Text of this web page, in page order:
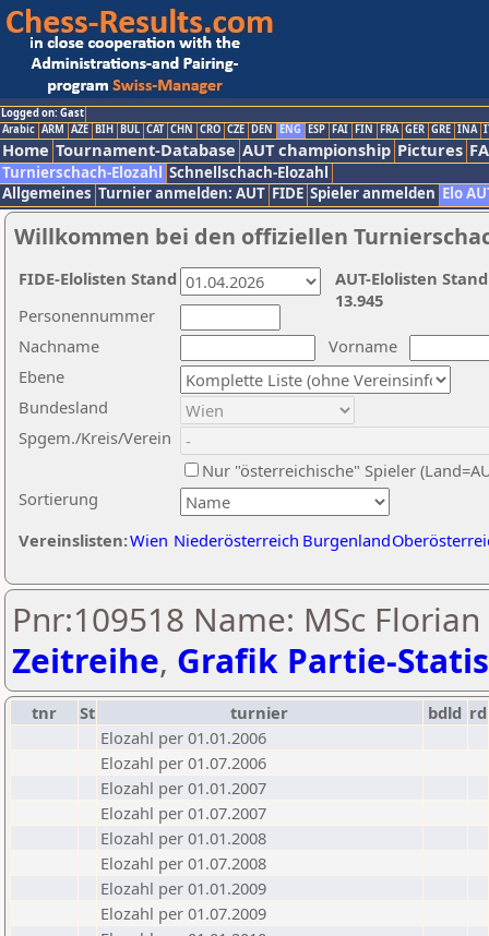
Logged on: Gast
Arabic ARM AZE BIH BUL CAT CHN CRO CZE DEN ENG ESP FAI FIN FRA GER GRE INA
Home Tournament-Database AUT championship Pictures
Turnierschach-Elozahl Schnellschach-Elozahl
Allgemeines Turnier anmelden: AUT FIDE Spieler anmelden Elo
Willkommen bei den offiziellen
Nachname
Vorname
Ebene
Sortierung
Personennummer
Bundesland
Spgem./Kreis/Verein
Nur "österreichische" Spieler
Vereinslisten:Wien Niederösterreich Burgenland
AUT-Elolisten
13.945
FIDE-Elolisten Stand
Pnr:109518 Name: MSc
Zeitreihe, Grafik Partie-
tnr St turnier bdld rd
Elozahl per 01.01.2006
Elozahl per 01.07.2006
Elozahl per 01.01.2007
Elozahl per 01.07.2007
Elozahl per 01.01.2008
Elozahl per 01.07.2008
Elozahl per 01.01.2009
Elozahl per 01.07.2009